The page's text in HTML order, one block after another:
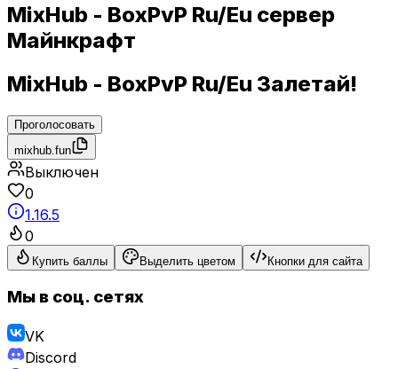
MixHub - BoxPvP Ru/Eu сервер
Майнкрафт
MixHub - BoxPvP Ru/Eu Залетай!
Проголосовать
mixhub.fun
Выключен
0
1.16.5
0
Купить баллы Выделить цветом Кнопки для сайта
Мы в соц. сетях
VK
Discord